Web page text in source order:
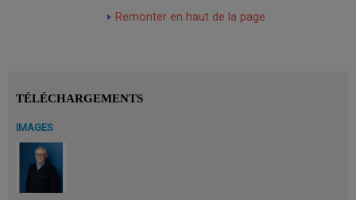
Remonter en haut de la page
TÉLÉCHARGEMENTS
IMAGES